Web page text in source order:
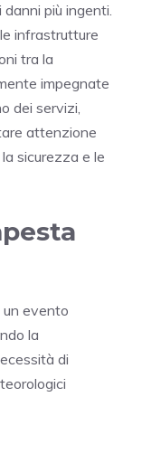
più ingenti.
infrastrutture
tra la
impegnate
dei servizi,
attenzione
sicurezza e le
evento
la
di